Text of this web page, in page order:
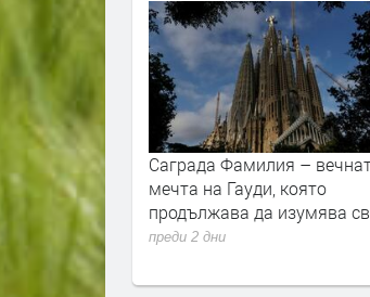
и
Саграда Фамилия –
мечта на Гауди, която
продължава да изумява
преди 2 дни